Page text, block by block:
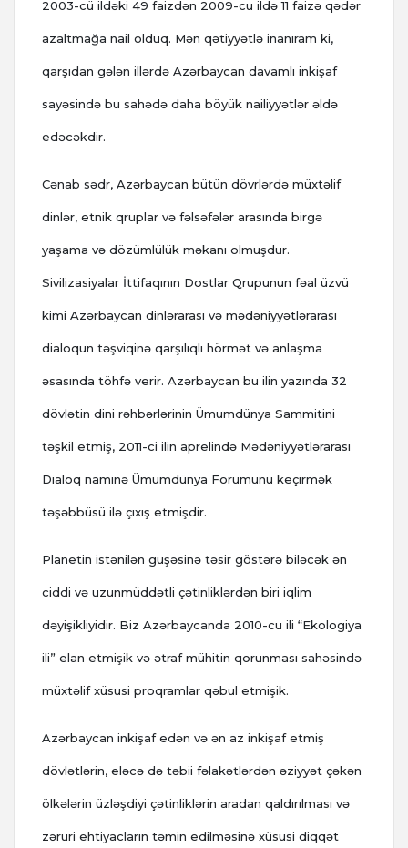
2003-cü ildəki 49 faizdən 2009-cu ildə 11 faizə qədər
azaltmağa nail olduq. Mən qətiyyətlə inanıram ki,
qarşıdan gələn illərdə Azərbaycan davamlı inkişaf
sayəsində bu sahədə daha böyük nailiyyətlər əldə
edəcəkdir.
Cənab sədr, Azərbaycan bütün dövrlərdə müxtəlif
dinlər, etnik qruplar və fəlsəfələr arasında birgə
yaşama və dözümlülük məkanı olmuşdur.
Sivilizasiyalar İttifaqının Dostlar Qrupunun fəal üzvü
kimi Azərbaycan dinlərarası və mədəniyyətlərarası
dialoqun təşviqinə qarşılıqlı hörmət və anlaşma
əsasında töhfə verir. Azərbaycan bu ilin yazında 32
dövlətin dini rəhbərlərinin Ümumdünya Sammitini
təşkil etmiş, 2011-ci ilin aprelində Mədəniyyətlərarası
Dialoq naminə Ümumdünya Forumunu keçirmək
təşəbbüsü ilə çıxış etmişdir.
Planetin istənilən guşəsinə təsir göstərə biləcək ən
ciddi və uzunmüddətli çətinliklərdən biri iqlim
dəyişikliyidir. Biz Azərbaycanda 2010-cu ili “Ekologiya
ili” elan etmişik və ətraf mühitin qorunması sahəsində
müxtəlif xüsusi proqramlar qəbul etmişik.
Azərbaycan inkişaf edən və ən az inkişaf etmiş
dövlətlərin, eləcə də təbii fəlakətlərdən əziyyət çəkən
ölkələrin üzləşdiyi çətinliklərin aradan qaldırılması və
zəruri ehtiyacların təmin edilməsinə xüsusi diqqət